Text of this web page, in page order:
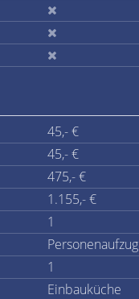
45,- €
45,- €
475,- €
1.155,- €
1
Personenaufzug
1
Einbauküche